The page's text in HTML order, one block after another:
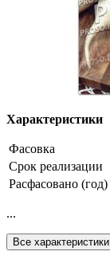
Характеристики
Фасовка
Срок реализации
Расфасовано (год)
...
Все характеристики